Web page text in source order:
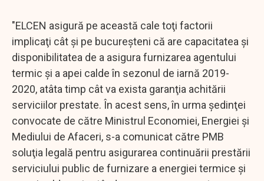
"ELCEN asigură pe această cale toţi factorii
implicaţi cât şi pe bucureşteni că are capacitatea şi
disponibilitatea de a asigura furnizarea agentului
termic şi a apei calde în sezonul de iarnă 2019-
2020, atâta timp cât va exista garanţia achitării
serviciilor prestate. În acest sens, în urma şedinţei
convocate de către Ministrul Economiei, Energiei şi
Mediului de Afaceri, s-a comunicat către PMB
soluţia legală pentru asigurarea continuării prestării
serviciului public de furnizare a energiei termice şi